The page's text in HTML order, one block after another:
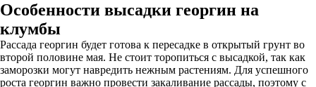
Особенности высадки георгин на
клумбы
Рассада георгин будет готова к пересадке в открытый грунт во
второй половине мая. Не стоит торопиться с высадкой, так как
заморозки могут навредить нежным растениям. Для успешного
роста георгин важно провести закаливание рассады, поэтому с